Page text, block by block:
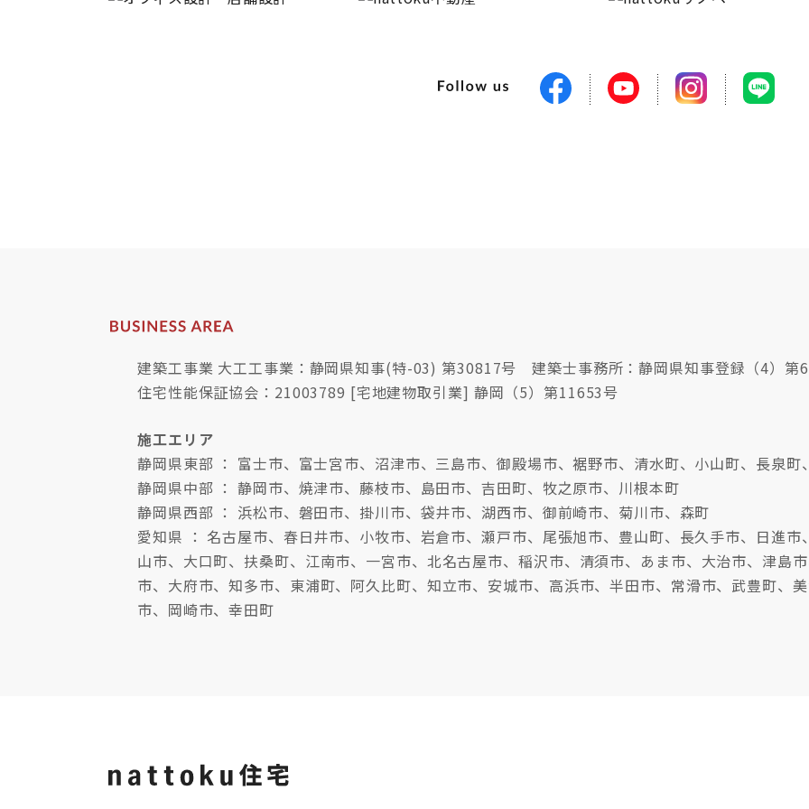
建築工事業 大工工事業：静岡県知事(特-03) 第30817号 建築士事務所：静岡県知事登録（4）第
住宅性能保証協会：21003789 [宅地建物取引業] 静岡（5）第11653号
施工エリア
静岡県東部 ： 富士市、富士宮市、沼津市、三島市、御殿場市、裾野市、清水町、小山町、長泉
静岡県中部 ： 静岡市、焼津市、藤枝市、島田市、吉田町、牧之原市、川根本町
静岡県西部 ： 浜松市、磐田市、掛川市、袋井市、湖西市、御前崎市、菊川市、森町
愛知県 ： 名古屋市、春日井市、小牧市、岩倉市、瀬戸市、尾張旭市、豊山町、長久手市、日進
山市、大口町、扶桑町、江南市、一宮市、北名古屋市、稲沢市、清須市、あま市、大治市、津島
市、大府市、知多市、東浦町、阿久比町、知立市、安城市、高浜市、半田市、常滑市、武豊町、
市、岡崎市、幸田町